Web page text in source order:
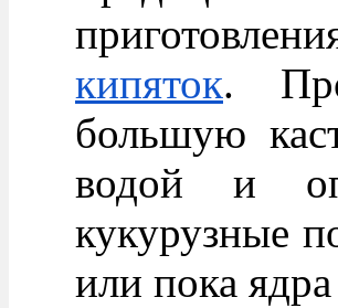
кипяток.
большую
водой и
кукурузные
или пока